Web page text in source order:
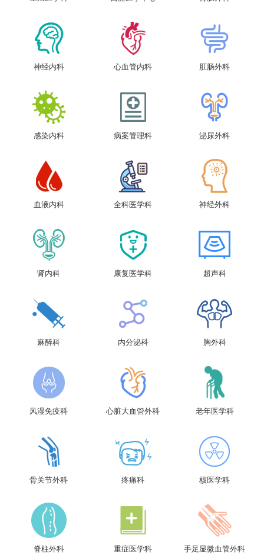
神经内科 心血管内科 肛肠外科
感染内科 病案管理科 泌尿外科
血液内科 全科医学科 神经外科
肾内科 康复医学科 超声科
麻醉科 内分泌科 胸外科
风湿免疫科 心脏大血管外科 老年医学科
骨关节外科 疼痛科 核医学科
脊柱外科 重症医学科 手足显微血管外科